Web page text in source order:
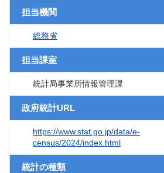
担当機関
総務省
担当課室
統計局事業所情報管理課
政府統計URL
https://www.stat.go.jp/data/e-
census/2024/index.html
統計の種類